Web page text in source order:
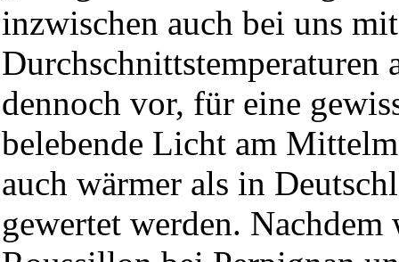
inzwischen auch bei uns
Durchschnittstemperaturen
dennoch vor, für eine
belebende Licht am
auch wärmer als in
gewertet werden.